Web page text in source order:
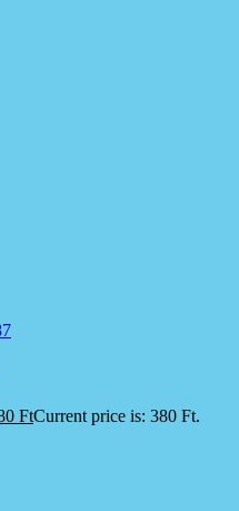
FtCurrent price is: 380 Ft.